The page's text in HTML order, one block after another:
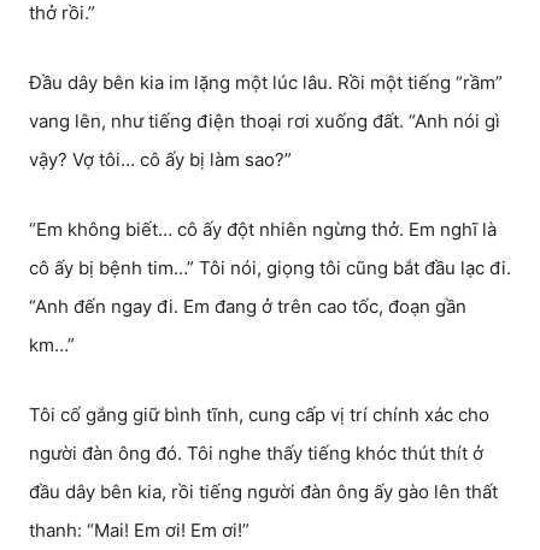
thở rồi.”
Đầu dây bên kia im lặng một lúc lâu. Rồi một tiếng “rầm”
vang lên, như tiếng điện thoại rơi xuống đất. “Anh nói gì
vậy? Vợ tôi… cô ấy bị làm sao?”
“Em không biết… cô ấy đột nhiên ngừng thở. Em nghĩ là
cô ấy bị bệnh tim…” Tôi nói, giọng tôi cũng bắt đầu lạc đi.
“Anh đến ngay đi. Em đang ở trên cao tốc, đoạn gần
km…”
Tôi cố gắng giữ bình tĩnh, cung cấp vị trí chính xác cho
người đàn ông đó. Tôi nghe thấy tiếng khóc thút thít ở
đầu dây bên kia, rồi tiếng người đàn ông ấy gào lên thất
thanh: “Mai! Em ơi! Em ơi!”